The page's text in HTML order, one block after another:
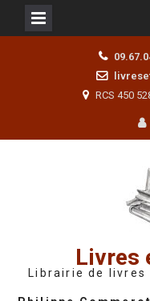
RCS 450
Livres
Librairie de livres